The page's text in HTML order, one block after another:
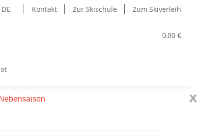
DE Kontakt Zur Skischule Zum Skiverleih
0,00 €
x